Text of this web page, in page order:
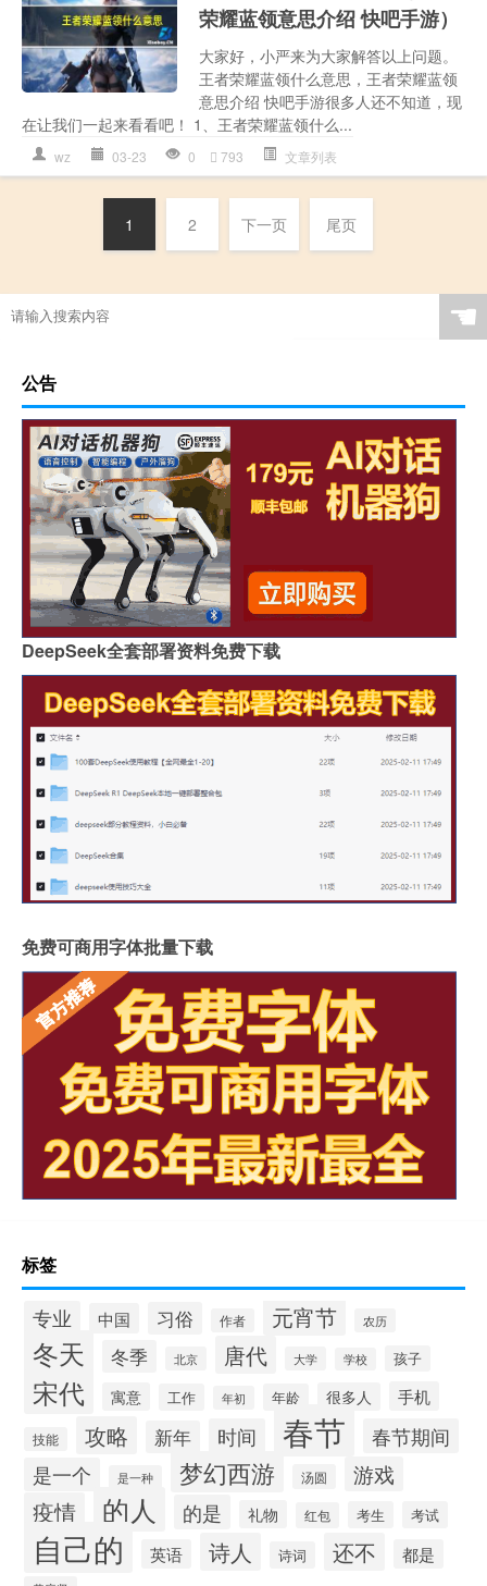
荣耀蓝领意思介绍 快吧手游）
大家好，小严来为大家解答以上问题。
王者荣耀蓝领什么意思，王者荣耀蓝领
意思介绍 快吧手游很多人还不知道，现
在让我们一起来看看吧！ 1、王者荣耀蓝领什么...
wz 03-23 0 793 文章列表
1 2 下一页 尾页
☚
公告
DeepSeek全套部署资料免费下载
免费可商用字体批量下载
标签
专业 中国 习俗 作者 元宵节 农历
冬天 冬季 北京 唐代 大学 学校 孩子
宋代 寓意 工作 年初 年龄 很多人 手机
技能 攻略 新年 时间 春节 春节期间
是一个 是一种 梦幻西游 汤圆 游戏
疫情 的人 的是 礼物 红包 考生 考试
自己的 英语 诗人 诗词 还不 都是